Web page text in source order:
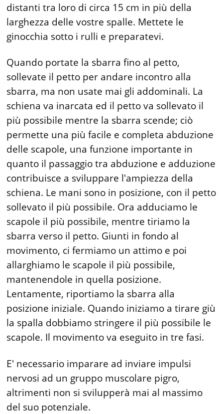
distanti tra loro di circa 15 cm in più della
larghezza delle vostre spalle. Mettete le
ginocchia sotto i rulli e preparatevi.
Quando portate la sbarra fino al petto,
sollevate il petto per andare incontro alla
sbarra, ma non usate mai gli addominali. La
schiena va inarcata ed il petto va sollevato il
più possibile mentre la sbarra scende; ciò
permette una più facile e completa abduzione
delle scapole, una funzione importante in
quanto il passaggio tra abduzione e adduzione
contribuisce a sviluppare l'ampiezza della
schiena. Le mani sono in posizione, con il petto
sollevato il più possibile. Ora adduciamo le
scapole il più possibile, mentre tiriamo la
sbarra verso il petto. Giunti in fondo al
movimento, ci fermiamo un attimo e poi
allarghiamo le scapole il più possibile,
mantenendole in quella posizione.
Lentamente, riportiamo la sbarra alla
posizione iniziale. Quando iniziamo a tirare giù
la spalla dobbiamo stringere il più possibile le
scapole. Il movimento va eseguito in tre fasi.
E' necessario imparare ad inviare impulsi
nervosi ad un gruppo muscolare pigro,
altrimenti non si svilupperà mai al massimo
del suo potenziale.